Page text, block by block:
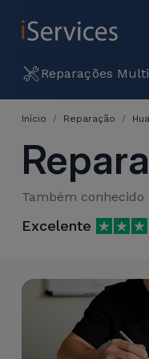
Reparações
MENU
Reparações
Por
Avaria
iPhone
iPad
Macbook
/ iMac
Watch
iPhones
Recondicionados
Recondicionados
Produtos
DJI
Novidades
Cabos
Lojas
Promoções
Retomas
Ver
Início Reparação
Também conhecido
Excelente